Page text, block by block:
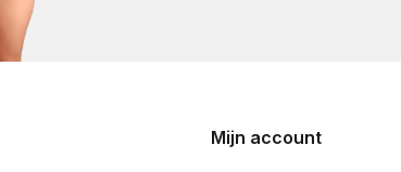
Mijn account